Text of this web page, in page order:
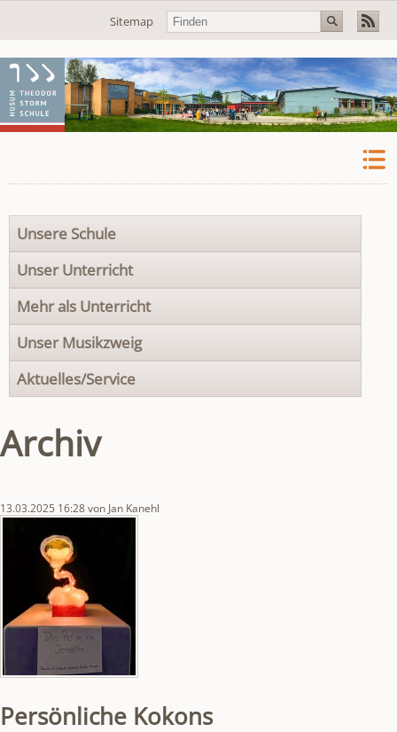
Navigation
Sitemap
Navigation
überspringen
Unsere Schule
Unser Unterricht
Mehr als Unterricht
Unser Musikzweig
Aktuelles/Service
Archiv
13.03.2025 16:28von Jan Kanehl
Persönliche Kokons